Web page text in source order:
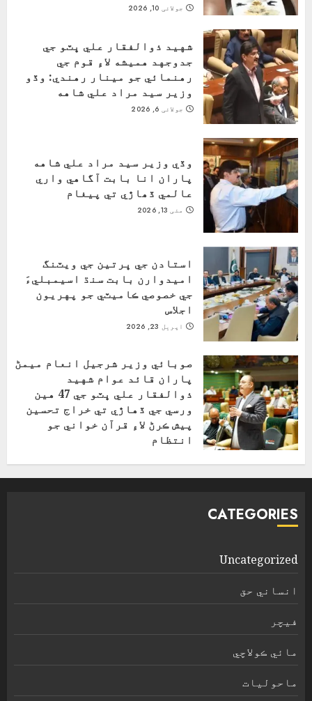
جولائی 10, 2026
شهيد ذوالفقار علي ڀٽو جي
جدوجهد هميشه لاءِ قوم جي
رهنمائي جو مينار رهندي: وڏو
وزير سيد مراد علي شاهه
جولائی 6, 2026
وڏي وزير سيد مراد علي شاهه
پاران انا بابت آگاهي واري
عالمي ڏھاڙي تي پيغام
مئی 13, 2026
استادن جي ڀرتين جي ويٽنگ
اميدوارن بابت سنڌ اسيمبليءَ
جي خصوصي ڪاميٽي جو پهريون
اجلاس
اپریل 23, 2026
صوبائي وزير شرجيل انعام ميمڻ
پاران قائد عوام شهيد
ذوالفقار علي ڀٽو جي 47 هين
ورسي جي ڏهاڙي تي خراج تحسين
پيش ڪرڻ لاءِ قرآن خواني جو
انتظام
CATEGORIES
Uncategorized
انساني حق
فیچر
مائي ڪولاچي
ماحولیات